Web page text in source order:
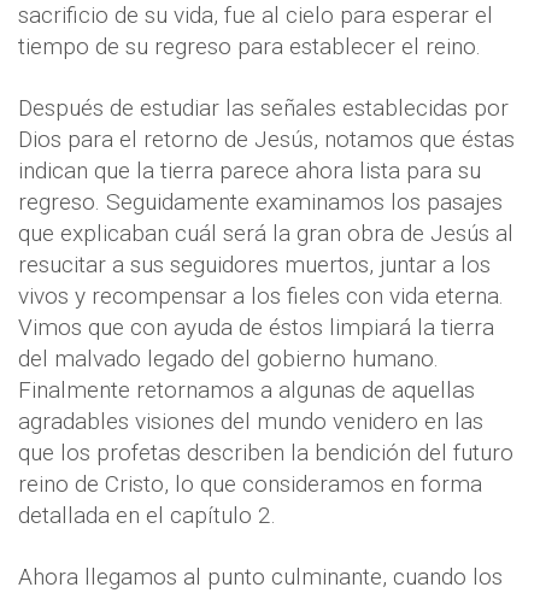
sacrificio de su vida, fue al cielo para esperar el
tiempo de su regreso para establecer el reino.
Después de estudiar las señales establecidas por
Dios para el retorno de Jesús, notamos que éstas
indican que la tierra parece ahora lista para su
regreso. Seguidamente examinamos los pasajes
que explicaban cuál será la gran obra de Jesús al
resucitar a sus seguidores muertos, juntar a los
vivos y recompensar a los fieles con vida eterna.
Vimos que con ayuda de éstos limpiará la tierra
del malvado legado del gobierno humano.
Finalmente retornamos a algunas de aquellas
agradables visiones del mundo venidero en las
que los profetas describen la bendición del futuro
reino de Cristo, lo que consideramos en forma
detallada en el capítulo 2.
Ahora llegamos al punto culminante, cuando los